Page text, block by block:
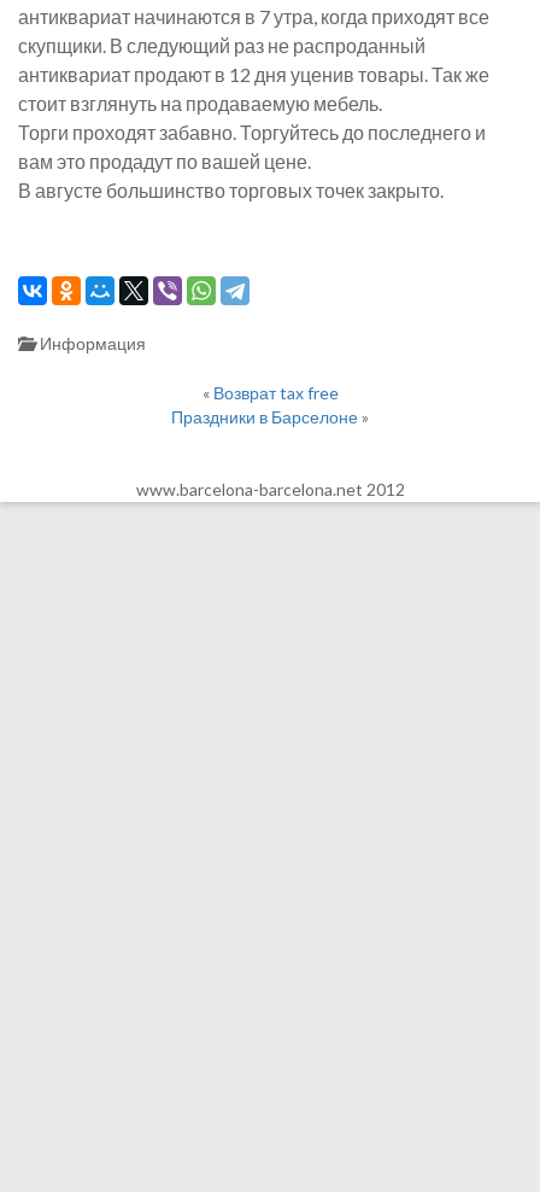
антиквариат начинаются в 7 утра, когда приходят все
скупщики. В следующий раз не распроданный
антиквариат продают в 12 дня уценив товары. Так же
стоит взглянуть на продаваемую мебель.
Торги проходят забавно. Торгуйтесь до последнего и
вам это продадут по вашей цене.
В августе большинство торговых точек закрыто.
Информация
« Возврат tax free
Праздники в Барселоне»
www.barcelona-barcelona.net 2012